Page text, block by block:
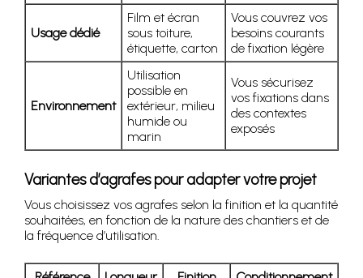
Usage dédié
Film et écran
sous toiture,
étiquette, carton
Vous couvrez vos
besoins courants
de fixation légère
Environnement
Utilisation
possible en
extérieur, milieu
humide ou
marin
Vous sécurisez
vos fixations dans
des contextes
exposés
Variantes d’agrafes pour adapter votre projet
Vous choisissez vos agrafes selon la finition et la quantité
souhaitées, en fonction de la nature des chantiers et de
la fréquence d’utilisation.